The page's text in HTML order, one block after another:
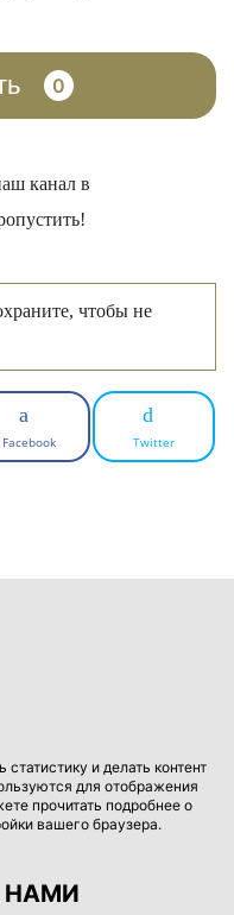
0
канал в
чтобы не
Facebook Twitter
и делать контент
для отображения
прочитать подробнее о
вашего браузера.
НАМИ